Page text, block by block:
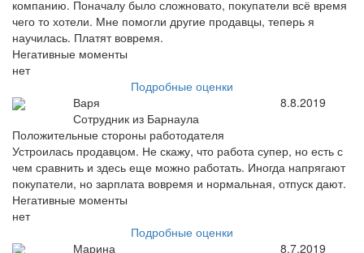
компанию. Поначалу было сложновато, покупатели всё время
чего то хотели. Мне помогли другие продавцы, теперь я
научилась. Платят вовремя.
Негативные моменты
нет
Подробные оценки
Варя
Сотрудник из Барнаула
8.8.2019
Положительные стороны работодателя
Устроилась продавцом. Не скажу, что работа супер, но есть с
чем сравнить и здесь еще можно работать. Иногда напрягают
покупатели, но зарплата вовремя и нормальная, отпуск дают.
Негативные моменты
нет
Подробные оценки
Марина
8.7.2019